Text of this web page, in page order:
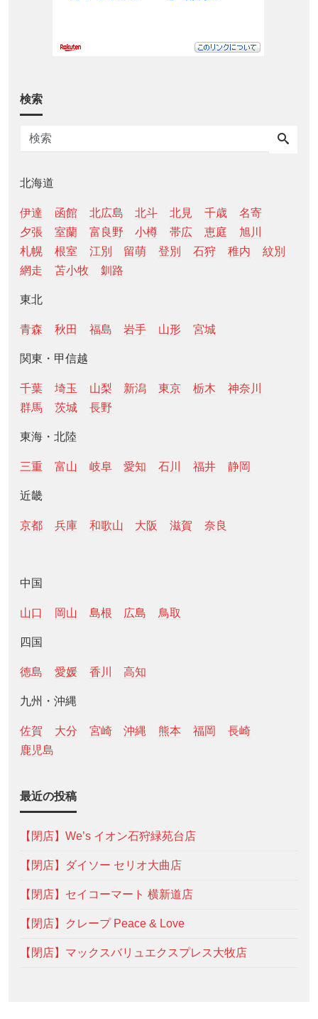
検索
北海道
伊達 函館 北広島 北斗 北見 千歳
名寄
夕張
室蘭 富良野 小樽 帯広 恵庭
旭川
札幌
根室 江別 留萌 登別 石狩 稚内
紋別
網走
苫小牧 釧路
東北
青森 秋田 福島 岩手 山形 宮城
関東・甲信越
千葉 埼玉 山梨 新潟 東京 栃木
神奈川
群馬
茨城 長野
東海・北陸
三重 富山 岐阜 愛知 石川 福井 静岡
近畿
京都 兵庫 和歌山 大阪 滋賀 奈良
中国
山口 岡山 島根 広島 鳥取
四国
徳島 愛媛 香川 高知
九州・沖縄
佐賀 大分 宮崎 沖縄 熊本 福岡
長崎
鹿児島
最近の投稿
【閉店】We’s イオン石狩緑苑台店
【閉店】ダイソー セリオ大曲店
【閉店】セイコーマート 横新道店
【閉店】クレープ Peace & Love
【閉店】マックスバリュエクスプレス大牧店